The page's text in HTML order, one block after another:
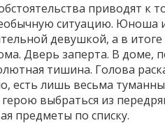
приводят к
ситуацию. Юноша
девушкой, а в итоге
Дверь заперта. В доме,
тишина. Голова
есть лишь весьма
выбраться из
предметы по списку.